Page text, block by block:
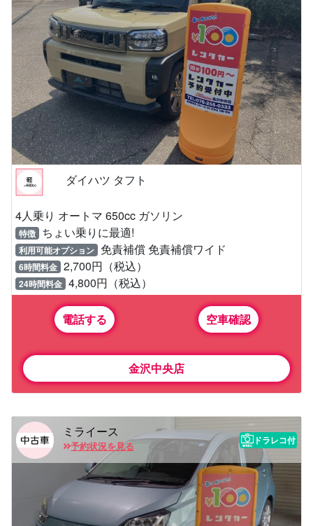
ダイハツ タフト
4人乗り オートマ 650cc ガソリン
特徴 ちょい乗りに最適!
利用可能オプション 免責補償 免責補償ワイド
6時間料金 2,700円（税込）
24時間料金 4,800円（税込）
電話する 空車確認
金沢中央店
ミライース
予約状況を見る
ドラレコ付